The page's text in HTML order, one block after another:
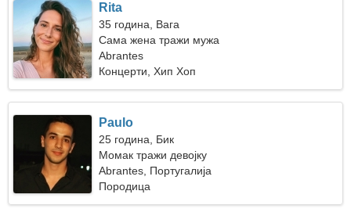
Rita
35 година, Вага
Сама жена тражи мужа
Abrantes
Концерти, Хип Хоп
Paulo
25 година, Бик
Момак тражи девојку
Abrantes, Португалија
Породица